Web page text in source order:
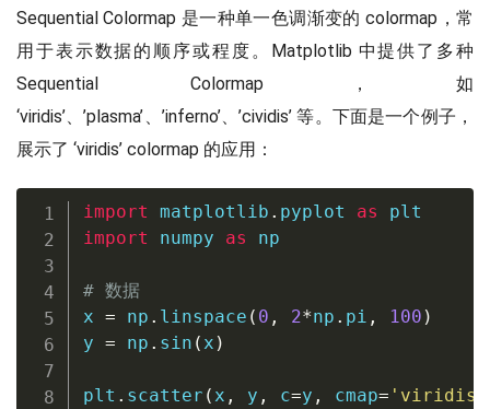
Sequential Colormap 是一种单一色调渐变的 colormap，常
用于表示数据的顺序或程度。Matplotlib 中提供了多种
Sequential Colormap，如
‘viridis’、’plasma’、’inferno’、’cividis’ 等。下面是一个例子，
展示了 ‘viridis’ colormap 的应用：
import matplotlib . pyplot as
import numpy as np
# 数据
x = np . linspace ( 0 , 2*np . pi , 100 )
y = np . sin ( x )
plt . scatter ( x , y , c=y , cmap= 'viridis'